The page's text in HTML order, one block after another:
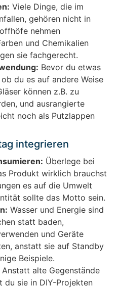
Viele Dinge, die im
gehören nicht in
nehmen
und Chemikalien
sie fachgerecht.
Bevor du etwas
du es auf andere Weise
können z.B. zu
und ausrangierte
noch als Putzlappen
integrieren
Überlege bei
Produkt wirklich brauchst
es auf die Umwelt
sollte das Motto sein.
Wasser und Energie sind
statt baden,
und Geräte
anstatt sie auf Standby
Beispiele.
Anstatt alte Gegenstände
du sie in DIY-Projekten